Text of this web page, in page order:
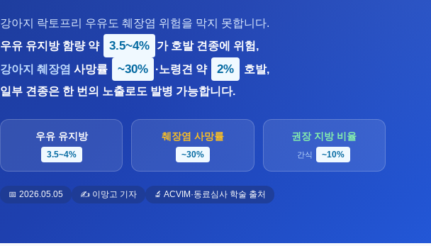
강아지 락토프리 우유도 췌장염 위험을 막지 못합니다.
우유 유지방 함량 약
3.5~4%
가 호발 견종에 위험,
강아지 췌장염 사망률 ~30% ·노령견 약 2%
호발,
일부 견종은 한 번의 노출로도 발병 가능합니다.
우유 유지방
3.5~4%
췌장염 사망률
~30%
권장 지방 비율
간식 ~10%
📅 2026.05.05 ✍️ 이망고 기자 🔬 ACVIM·동료심사 학술 출처